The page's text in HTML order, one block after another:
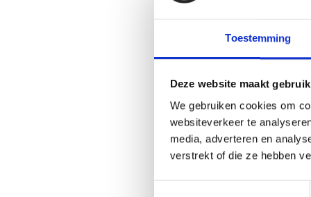
Toestemming
Deze website maakt
We gebruiken cookies om
websiteverkeer te
media, adverteren en
verstrekt of die ze hebben
– Ruim balkon met een vrij uitzicht.
– Het complex is voorzien van een lift.
– Voorzien van zonnepanelen.
– Gelegen aan de rand van het centrum, nabij
– Servicekosten: ca. € 170,- p/mnd.
– Woonoppervlakte: 123 m2.
– Bouwjaar: 2020.